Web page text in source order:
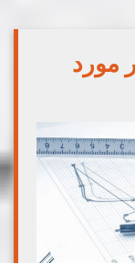
مورد